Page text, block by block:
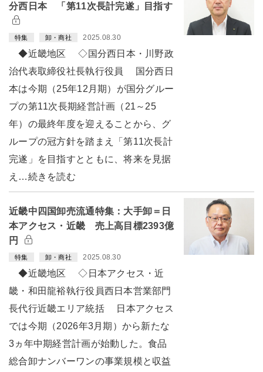
分西日本 「第11次長計完遂」目指す
特集 卸・商社 2025.08.30
◆近畿地区 ◇国分西日本・川野政
治代表取締役社長執行役員 国分西日
本は今期（25年12月期）が国分グルー
プの第11次長期経営計画（21～25
年）の最終年度を迎えることから、グ
ループの冠方針を踏まえ「第11次長計
完遂」を目指すとともに、将来を見据
え…続きを読む
近畿中四国卸売流通特集：大手卸＝日
本アクセス・近畿 売上高目標2393億
円
特集 卸・商社 2025.08.30
◆近畿地区 ◇日本アクセス・近
畿・和田龍裕執行役員西日本営業部門
長代行近畿エリア統括 日本アクセス
では今期（2026年3月期）から新たな
3ヵ年中期経営計画が始動した。食品
総合卸ナンバーワンの事業規模と収益